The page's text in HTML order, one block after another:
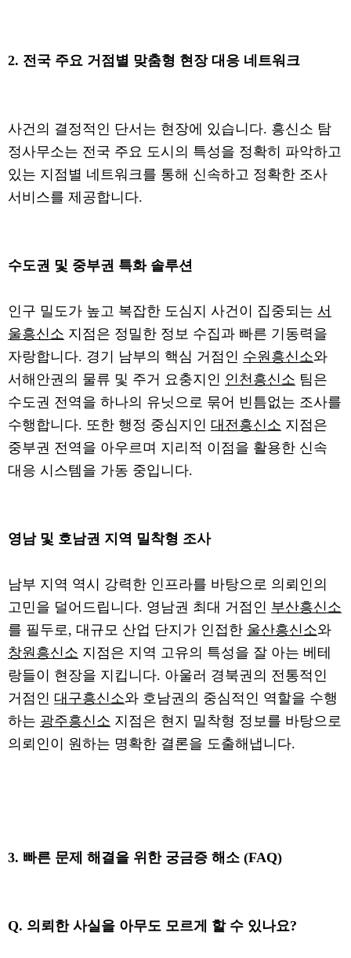
2. 전국 주요 거점별 맞춤형 현장 대응 네트워크
사건의 결정적인 단서는 현장에 있습니다. 흥신소 탐
정사무소는 전국 주요 도시의 특성을 정확히 파악하고
있는 지점별 네트워크를 통해 신속하고 정확한 조사
서비스를 제공합니다.
수도권 및 중부권 특화 솔루션
인구 밀도가 높고 복잡한 도심지 사건이 집중되는 서
울흥신소 지점은 정밀한 정보 수집과 빠른 기동력을
자랑합니다. 경기 남부의 핵심 거점인 수원흥신소와
서해안권의 물류 및 주거 요충지인 인천흥신소 팀은
수도권 전역을 하나의 유닛으로 묶어 빈틈없는 조사를
수행합니다. 또한 행정 중심지인 대전흥신소 지점은
중부권 전역을 아우르며 지리적 이점을 활용한 신속
대응 시스템을 가동 중입니다.
영남 및 호남권 지역 밀착형 조사
남부 지역 역시 강력한 인프라를 바탕으로 의뢰인의
고민을 덜어드립니다. 영남권 최대 거점인 부산흥신소
를 필두로, 대규모 산업 단지가 인접한 울산흥신소와
창원흥신소 지점은 지역 고유의 특성을 잘 아는 베테
랑들이 현장을 지킵니다. 아울러 경북권의 전통적인
거점인 대구흥신소와 호남권의 중심적인 역할을 수행
하는 광주흥신소 지점은 현지 밀착형 정보를 바탕으로
의뢰인이 원하는 명확한 결론을 도출해냅니다.
3. 빠른 문제 해결을 위한 궁금증 해소 (FAQ)
Q. 의뢰한 사실을 아무도 모르게 할 수 있나요?